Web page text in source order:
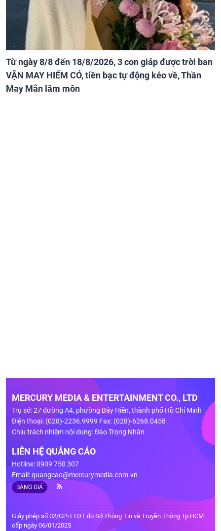
Từ ngày 8/8 đến 18/8/2026, 3 con giáp được trời ban
VẬN MAY HIẾM CÓ, tiền bạc tự động kéo về, Thần
May Mắn lâm môn
MERCURY MEDIA & ENTERTAINMENT CO., LTD
Trụ sở: 27 đường A4, phường Bảy Hiền, thành phố Hồ Chí Minh
Điện thoại: (028)-2236.9999 Fax: (028)-6268.0458
Chịu trách nhiệm nội dung: Đào Trọng Nhân
LIÊN HỆ QUẢNG CÁO
Hotline: 0909 750 307
Email:quangcao@mercurymedia.com.vn
BẢNG GIÁ
Giấy phép số 02/GP-TTĐT do Sở Thông Tin và Truyền Thông Tp.HCM
cấp ngày 06/01/2025